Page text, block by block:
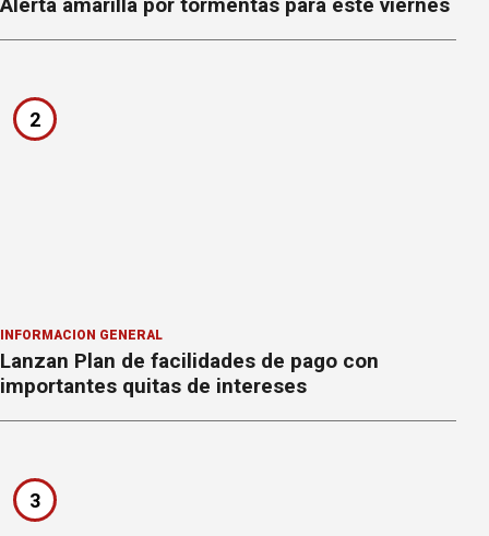
Alerta amarilla por tormentas para este viernes
2
INFORMACION GENERAL
Lanzan Plan de facilidades de pago con
importantes quitas de intereses
3